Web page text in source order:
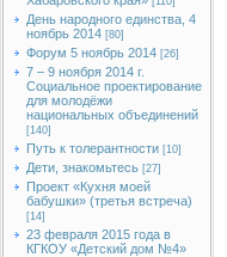
День народного единства, 4
ноябрь 2014 [80]
Форум 5 ноябрь 2014 [26]
7 – 9 ноября 2014 г.
Социальное проектирование
для молодёжи
национальных объединений
[140]
Путь к толерантности [10]
Дети, знакомьтесь [27]
Проект «Кухня моей
бабушки» (третья встреча)
[14]
23 февраля 2015 года в
КГКОУ «Детский дом №4»